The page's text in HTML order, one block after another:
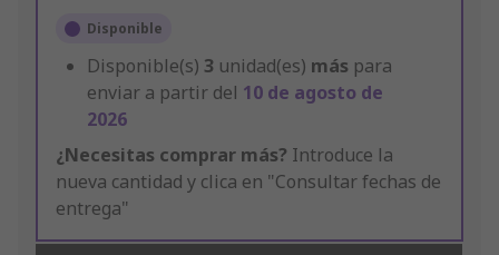
Disponible
Disponible(s) 3 unidad(es) más para
enviar a partir del 10 de agosto de
2026
¿Necesitas comprar más? Introduce la
nueva cantidad y clica en "Consultar fechas de
entrega"